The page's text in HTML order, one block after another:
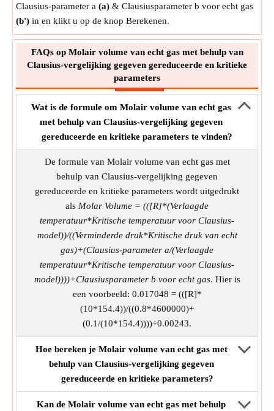
Clausius-parameter a (a) & Clausiusparameter b voor echt gas
(b') in en klikt u op de knop Berekenen.
FAQs op Molair volume van echt gas met behulp van
Clausius-vergelijking gegeven gereduceerde en kritieke
parameters
Wat is de formule om Molair volume van echt gas
met behulp van Clausius-vergelijking gegeven
gereduceerde en kritieke parameters te vinden?
De formule van Molair volume van echt gas met
behulp van Clausius-vergelijking gegeven
gereduceerde en kritieke parameters wordt uitgedrukt
als Molar Volume = (([R]*(Verlaagde
temperatuur*Kritische temperatuur voor Clausius-
model))/((Verminderde druk*Kritische druk van echt
gas)+(Clausius-parameter a/(Verlaagde
temperatuur*Kritische temperatuur voor Clausius-
model))))+Clausiusparameter b voor echt gas. Hier is
een voorbeeld: 0.017048 = (([R]*
(10*154.4))/((0.8*4600000)+
(0.1/(10*154.4))))+0.00243.
Hoe bereken je Molair volume van echt gas met
behulp van Clausius-vergelijking gegeven
gereduceerde en kritieke parameters?
Kan de Molair volume van echt gas met behulp